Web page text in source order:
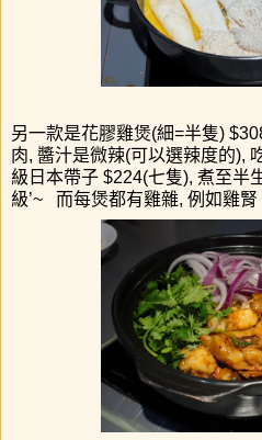
另一款是花膠雞煲(細=半隻)
肉, 醬汁是微辣(可以選辣度的),
級日本帶子 $224(七隻), 煮至半
級’~ 而每煲都有雞雜, 例如雞腎